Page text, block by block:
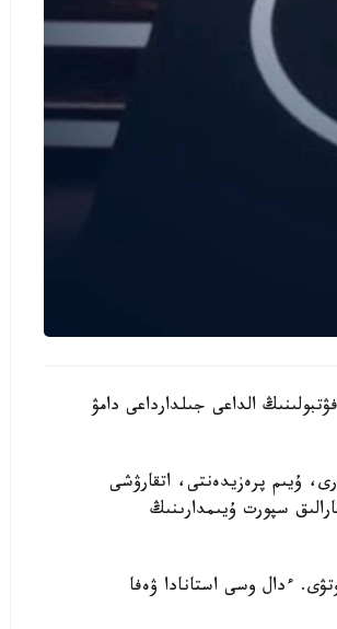
الداعى جىلدارداعى دامۋ
وكىلدەرى، ۇيىم پرەزيدەنتى، اتقارۋشى
سپورت ۇيىمدارىنىڭ
ءدال وسى استانادا ۋەفا